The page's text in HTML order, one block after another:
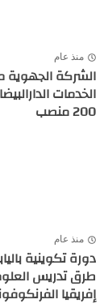
منذ عام
الشركة الجهوية
الخدمات
200 منصب
منذ عام
دورة تكوينية
طرق تدريس
إفريقيا